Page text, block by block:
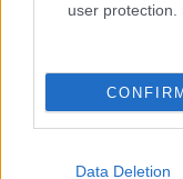
user protection.
Data Deletion